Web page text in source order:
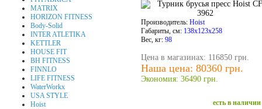
MATRIX
HORIZON FITNESS
Body-Solid
INTER ATLETIKA
KETTLER
HOUSE FIT
BH FITNESS
FINNLO
LIFE FITNESS
WaterWorkx
USA STYLE
Hoist
Производитель: Hoist
Габариты, см: 138х123х258
Вес, кг: 98
Цена в магазинах: 116850 грн.
Наша цена: 80360 грн.
Экономия: 36490 грн.
есть в наличии